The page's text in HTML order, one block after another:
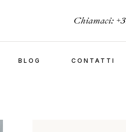
Chiamaci:
BLOG CONTATTI